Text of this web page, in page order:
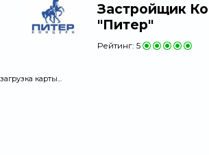
Все новостройки
Застройщик
"Питер"
Рейтинг: 5
загрузка карты...